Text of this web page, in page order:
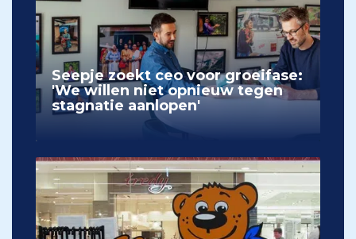
Seepje zoekt ceo voor groeifase:
'We willen niet opnieuw tegen
stagnatie aanlopen'